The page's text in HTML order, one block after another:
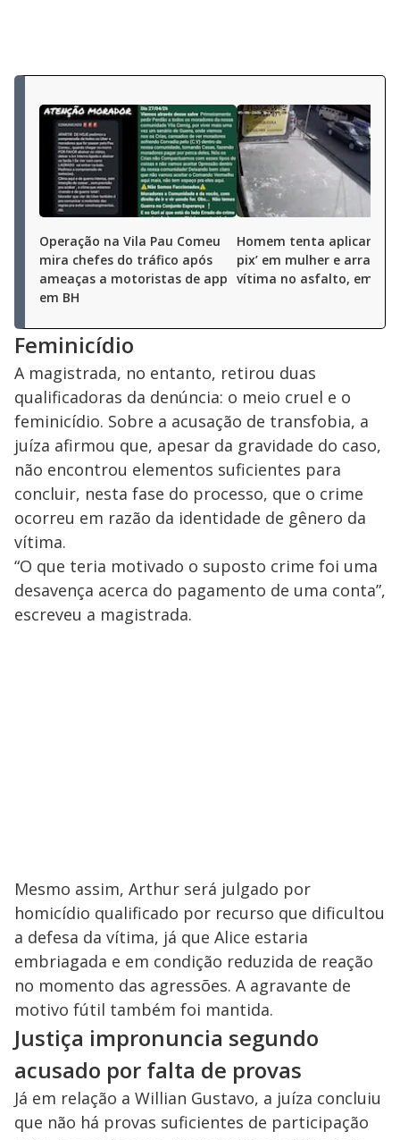
Operação na Vila Pau Comeu
mira chefes do tráfico após
ameaças a motoristas de app
em BH
Homem tenta aplicar
pix’ em mulher e arrasta
vítima no asfalto, em BH
Feminicídio
A magistrada, no entanto, retirou duas
qualificadoras da denúncia: o meio cruel e o
feminicídio. Sobre a acusação de transfobia, a
juíza afirmou que, apesar da gravidade do caso,
não encontrou elementos suficientes para
concluir, nesta fase do processo, que o crime
ocorreu em razão da identidade de gênero da
vítima.
“O que teria motivado o suposto crime foi uma
desavença acerca do pagamento de uma conta”,
escreveu a magistrada.
Mesmo assim, Arthur será julgado por
homicídio qualificado por recurso que dificultou
a defesa da vítima, já que Alice estaria
embriagada e em condição reduzida de reação
no momento das agressões. A agravante de
motivo fútil também foi mantida.
Justiça impronuncia segundo
acusado por falta de provas
Já em relação a Willian Gustavo, a juíza concluiu
que não há provas suficientes de participação